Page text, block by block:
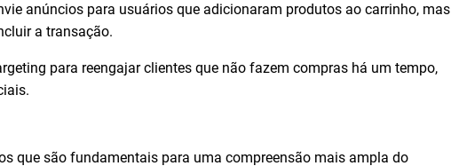
anúncios para usuários que adicionaram produtos ao carrinho, mas
a transação.
para reengajar clientes que não fazem compras há um tempo,
que são fundamentais para uma compreensão mais ampla do